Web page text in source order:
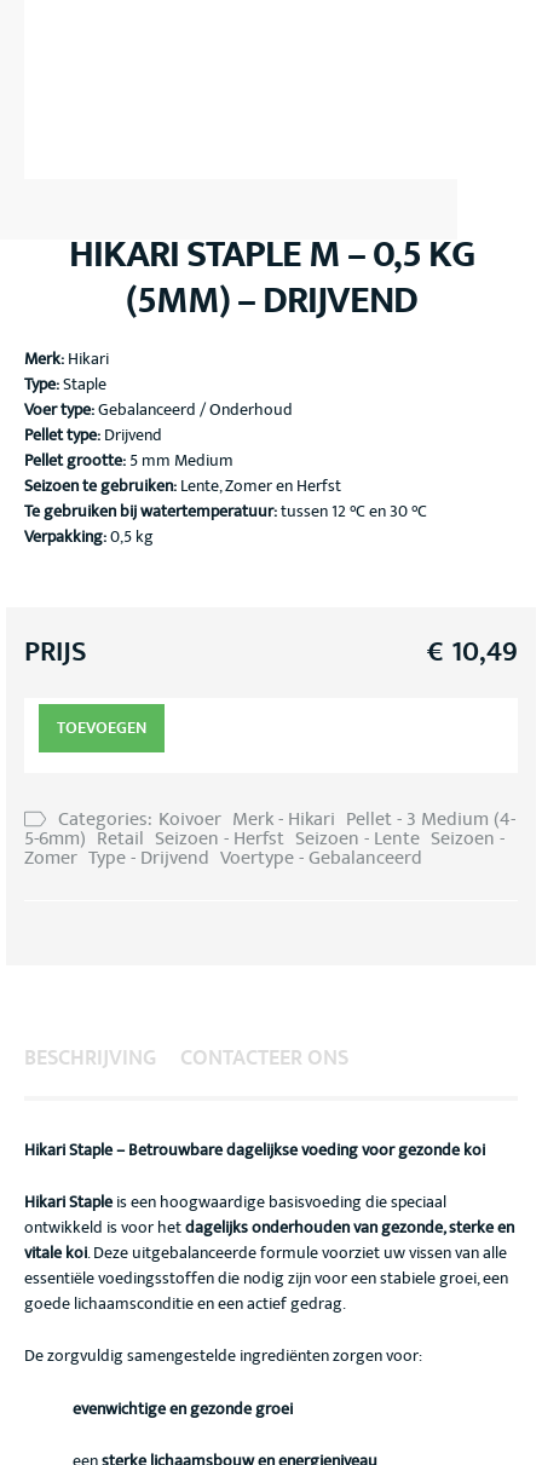
HIKARI STAPLE M – 0,5 KG
(5MM) – DRIJVEND
Merk:Hikari
Type:Staple
Voer type:Gebalanceerd / Onderhoud
Pellet type:Drijvend
Pellet grootte:5 mm Medium
Seizoen te gebruiken:Lente, Zomer en Herfst
Te gebruiken bij watertemperatuur:tussen 12 °C en 30 °C
Verpakking:0,5 kg
PRIJS € 10,49
TOEVOEGEN
Categories: Koivoer Merk - Hikari Pellet - 3 Medium (4-
5-6mm) Retail Seizoen - Herfst Seizoen - Lente Seizoen -
Zomer Type - Drijvend Voertype - Gebalanceerd
BESCHRIJVING CONTACTEER ONS
Hikari Staple – Betrouwbare dagelijkse voeding voor gezonde koi
Hikari Stapleis een hoogwaardige basisvoeding die speciaal
ontwikkeld is voor hetdagelijks onderhouden van gezonde, sterke en
vitale koi. Deze uitgebalanceerde formule voorziet uw vissen van alle
essentiële voedingsstoffen die nodig zijn voor een stabiele groei, een
goede lichaamsconditie en een actief gedrag.
De zorgvuldig samengestelde ingrediënten zorgen voor:
evenwichtige en gezonde groei